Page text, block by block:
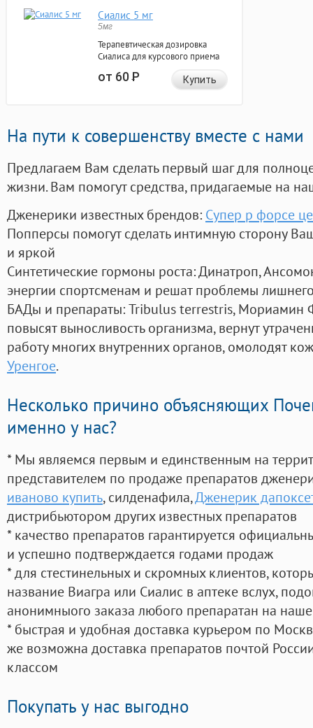
Сиалис 5 мг
5мг
Терапевтическая дозировка
Сиалиса для курсового приема
от 60Р Купить
На пути к совершенству вместе с нами
Предлагаем Вам сделать первый шаг для
жизни. Вам помогут средства, придагаемые на
Дженерики известных брендов: Супер р форсе
Попперсы помогут сделать интимную сторону
и яркой
Синтетические гормоны роста: Динатроп,
энергии спортсменам и решат проблемы
БАДы и препараты:Tribulus terrestris, Мориамин
повысят выносливость организма, вернут
работу многих внутренних органов, омолодят
Уренгое.
Несколько причино объясняющих
именно у нас?
* Мы являемся первым и единственным на
представителем по продаже препаратов
иваново купить, силденафила,Дженерик
дистрибьютором других известных препаратов
* качество препаратов гарантируется
и успешно подтверждается годами продаж
* для стестинельных и скромных клиентов,
название Виагра или Сиалис в аптеке вслух,
анонимныого заказа любого препаратан на
* быстрая и удобная доставка курьером по
же возможна доставка препаратов почтой
классом
Покупать у нас выгодно